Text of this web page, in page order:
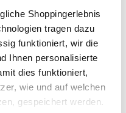
Shoppingerlebnis
tragen dazu
funktioniert, wir die
Ihnen personalisierte
dies funktioniert,
wie und auf welchen
gespeichert werden.
aus
verfügbar